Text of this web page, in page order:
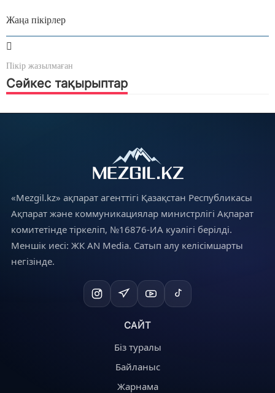
Жаңа пікірлер
Пікір жазылмаған
Сәйкес тақырыптар
«Mezgil.kz» ақпарат агенттігі Қазақстан Республикасы
Ақпарат және коммуникациялар министрлігі Ақпарат
комитетінде тіркеліп, №16876-ИА куәлігі берілді.
Меншік иесі: ЖК AN Media. Сатып алу келісімшарты
негізінде.
САЙТ
Біз туралы
Байланыс
Жарнама